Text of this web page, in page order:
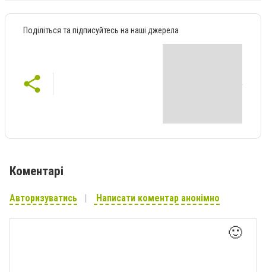
Поділіться та підписуйтесь на наші джерела
Коментарі
Авторизуватись Написати коментар анонімно
🙂